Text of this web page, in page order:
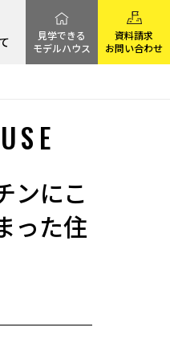
見学できる
モデルハウス
資料請求
お問い合わせ
ンにこ
った住